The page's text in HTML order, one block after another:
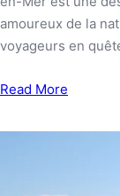
amoureux de la
voyageurs en
Read More